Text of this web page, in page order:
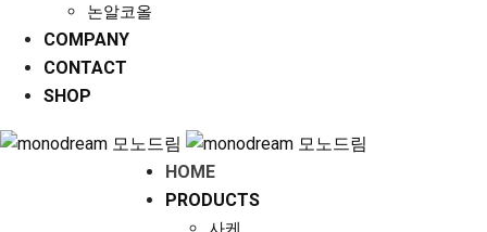
논알코올
COMPANY
CONTACT
SHOP
HOME
PRODUCTS